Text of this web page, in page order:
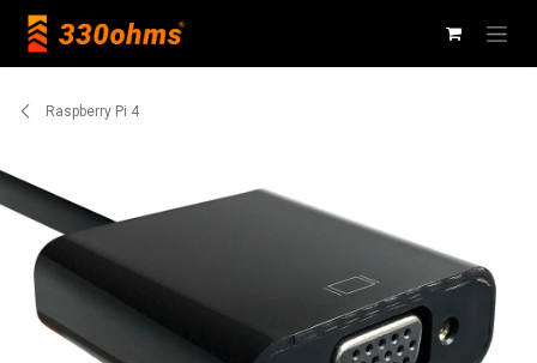
Raspberry Pi 4